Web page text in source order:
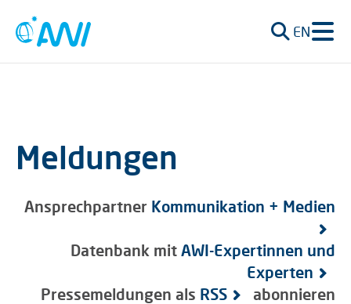
EN
Meldungen
Ansprechpartner Kommunikation + Medien
Datenbank mit AWI-Expertinnen und
Experten
Pressemeldungen als RSS abonnieren